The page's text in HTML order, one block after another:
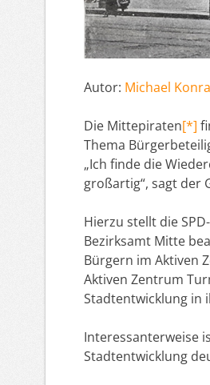
Autor: Michael
Die Mittepiraten[*]
Thema
„Ich finde die
großartig“, sagt der
Hierzu stellt die
Bezirksamt Mitte
Bürgern im Aktiven
Aktiven Zentrum
Stadtentwicklung in
Interessanterweise
Stadtentwicklung